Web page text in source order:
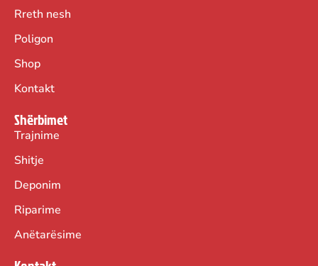
Rreth nesh
Poligon
Shop
Kontakt
Shërbimet
Trajnime
Shitje
Deponim
Riparime
Anëtarësime